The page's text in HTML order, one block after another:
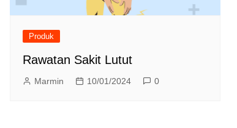
Produk
Rawatan Sakit Lutut
Marmin 10/01/2024 0